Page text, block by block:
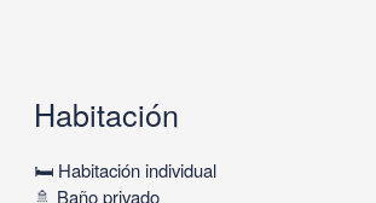
Habitación
🛏 Habitación individual
🚿 Baño privado